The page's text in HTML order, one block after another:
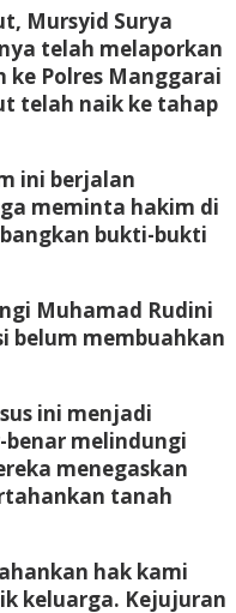
Mursyid Surya
telah melaporkan
ke Polres Manggarai
telah naik ke tahap
ini berjalan
meminta hakim di
bukti-bukti
Muhamad Rudini
belum membuahkan
ini menjadi
melindungi
menegaskan
tanah
hak kami
keluarga. Kejujuran